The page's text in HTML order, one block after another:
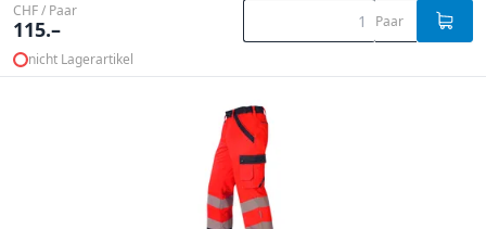
CHF / Paar
115.– Paar
nicht Lagerartikel